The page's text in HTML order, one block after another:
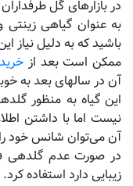
در بازارهای گل
به عنوان گیاهی
باشید که به دلیل نیاز
ممکن است بعد از
آن در سالهای بعد به
این گیاه به منظور
نیست اما با داشتن
آن می‌توان شانس خود را
در صورت عدم گلدهی
زیبایی دارد استفاده کرد.